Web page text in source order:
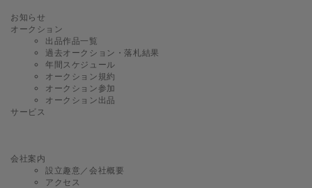
タログ）を作成し、有料にて頒布します。また、当社ホームページにおいて
出品作品一覧を公開します。更に、必要に応じてコンディションレポートを
作成し、買受希望者の閲覧に供します（以下図録とホームページの出品作品
一覧及びコンディションレポートをあわせて「図録等」といいます。）。
② 図録等の図版は、あくまで出品作品の特定及び参考のためのものであ
り、現物の色調や色彩、形状及び欠陥などを正確に伝えるものではなく、状
態、品質を示すものでもありません。
③ 図録等に記載された解説、説明、別添文書、正誤表、口頭等で伝達され
を見分、調査し、自己の判断責任に基づいて買受の申し出をしなければなり
ません。
お知らせ
オークション
出品作品一覧
過去オークション・落札結果
年間スケジュール
オークション規約
オークション参加
オークション出品
サービス
会社案内
設立趣意／会社概要
アクセス